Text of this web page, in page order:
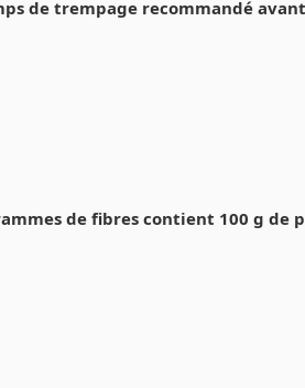
de trempage recommandé
de fibres contient 100 g de